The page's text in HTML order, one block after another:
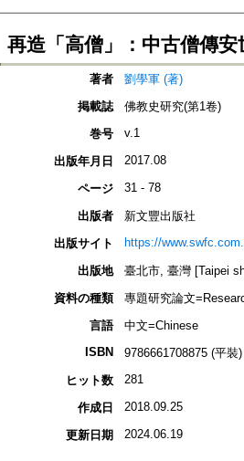
再造「高僧」：中古僧傳
著者
劉學軍 (著)
掲載誌
佛教史研究(第1卷)
巻号
v.1
出版年月日 2017.08
ページ 31 - 78
出版者
新文豐出版社
出版サイト
https://
出版地
臺北市, 臺灣 [Taipei
資料の種類
專題研究論文
言語
中文=Chinese
ISBN
9786661708875 (平裝)
ヒット数
281
作成日 2018.09.25
更新日期 2024.06.19